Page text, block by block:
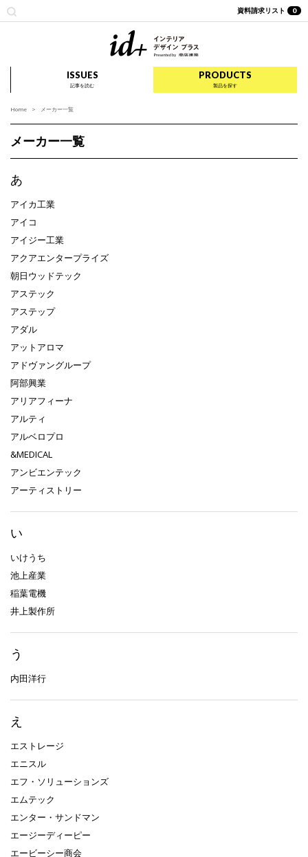
資料請求リスト 0
ISSUES
記事を読む
PRODUCTS
製品を探す
Home メーカー一覧
メーカー一覧
あ
アイカ工業
アイコ
アイジー工業
アクアエンタープライズ
朝日ウッドテック
アステック
アステップ
アダル
アットアロマ
アドヴァングループ
阿部興業
アリアフィーナ
アルティ
アルベロプロ
&MEDICAL
アンビエンテック
アーティストリー
い
いけうち
池上産業
稲葉電機
井上製作所
う
内田洋行
え
エストレージ
エニスル
エフ・ソリューションズ
エムテック
エンター・サンドマン
エージーディーピー
エービーシー商会